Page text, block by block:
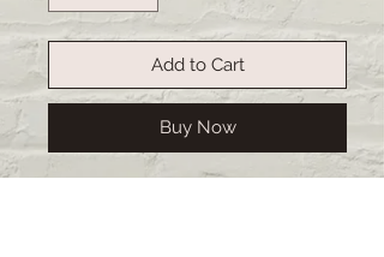
Add to Cart
Buy Now